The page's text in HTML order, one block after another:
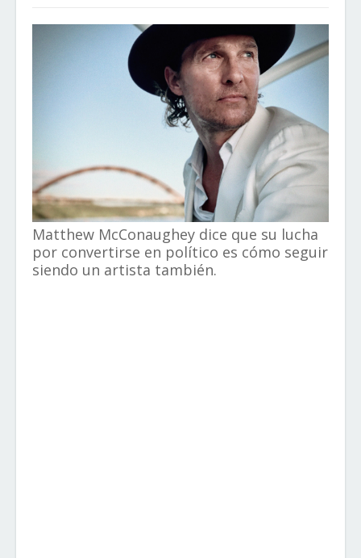
Matthew McConaughey dice que su lucha
por convertirse en político es cómo seguir
siendo un artista también.